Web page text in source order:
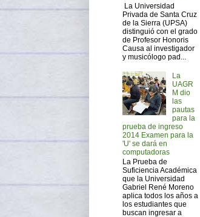
La Universidad
Privada de Santa Cruz
de la Sierra (UPSA)
distinguió con el grado
de Profesor Honoris
Causa al investigador
y musicólogo pad...
La
UAGR
M dio
las
pautas
para la
prueba de ingreso
2014 Examen para la
'U' se dará en
computadoras
La Prueba de
Suficiencia Académica
que la Universidad
Gabriel René Moreno
aplica todos los años a
los estudiantes que
buscan ingresar a